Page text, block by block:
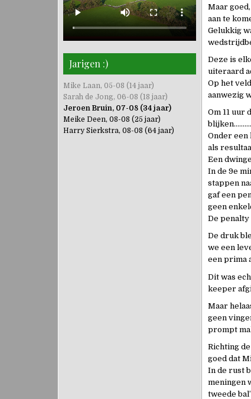
Maar
aan te
Gelukkig
Deze is
uiteraard
Op het
aanwezig
Om 11 uur
Onder een
als
Een
In de 9e
stappen
gaf een
geen
De penalty
De druk
we een
een prima
Dit was
keeper
Maar
geen
prompt
Richting
goed dat
In de rust
meningen
tweede
Jarigen :)
Mike Laan, 05-08 (14 jaar)
Sarah de Jong, 06-08 (18 jaar)
Jeroen Bruin, 07-08 (34 jaar)
Meike Deen, 08-08 (25 jaar)
Harry Sierkstra, 08-08 (64 jaar)